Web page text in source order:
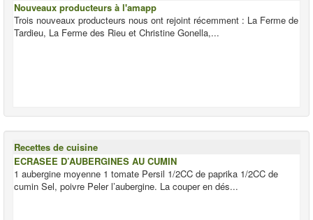
Nouveaux producteurs à l'amapp
Trois nouveaux producteurs nous ont rejoint récemment : La Ferme de
Tardieu, La Ferme des Rieu et Christine Gonella,...
Recettes de cuisine
ECRASEE D’AUBERGINES AU CUMIN
1 aubergine moyenne 1 tomate Persil 1/2CC de paprika 1/2CC de
cumin Sel, poivre Peler l’aubergine. La couper en dés...